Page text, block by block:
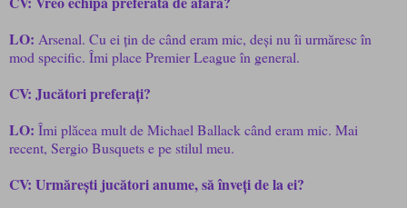
LO: Arsenal. Cu ei țin de când eram mic, deși nu îi urmăresc în
mod specific. Îmi place Premier League în general.
CV: Jucători preferați?
LO: Îmi plăcea mult de Michael Ballack când eram mic. Mai
recent, Sergio Busquets e pe stilul meu.
CV: Urmărești jucători anume, să înveți de la ei?